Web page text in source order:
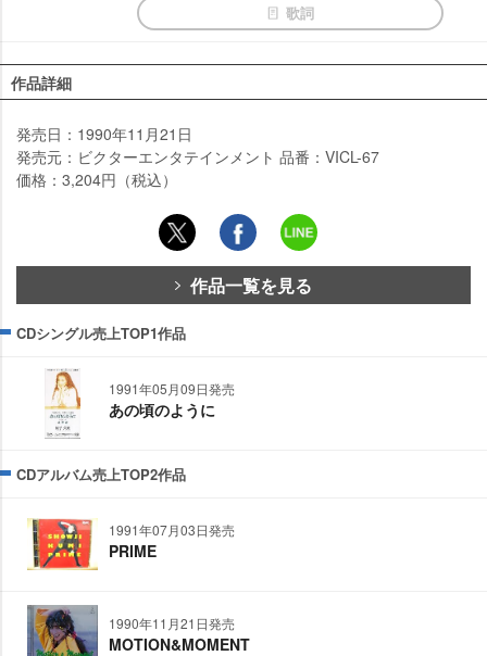
歌詞
作品詳細
発売日：1990年11月21日
発売元：ビクターエンタテインメント 品番：VICL-67
価格：3,204円（税込）
作品一覧を見る
CDシングル売上TOP1作品
1991年05月09日発売
あの頃のように
CDアルバム売上TOP2作品
1991年07月03日発売
PRIME
1990年11月21日発売
MOTION&MOMENT